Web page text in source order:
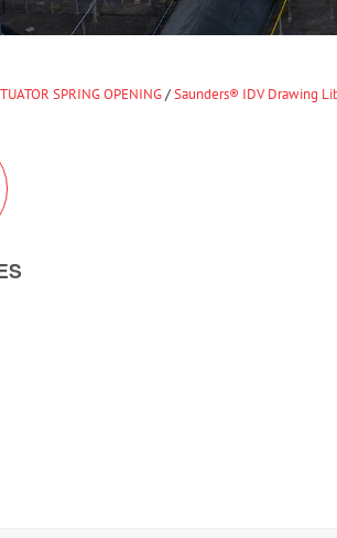
SPRING OPENING/Saunders® IDV Drawing